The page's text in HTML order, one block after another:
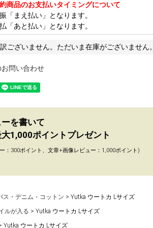
商品のお支払いタイミングについて
「まえ払い」となります。
「あと払い」となります。
ございません。ただいま在庫がございません。
問い合わせ
を書いて
1,000ポイントプレゼント
：300ポイント、文章+画像レビュー：1,000ポイント)
ス・デニム・コットン
Yutka ウートカ Lサイズ
ルが入る
Yutka ウートカ Lサイズ
Yutka ウートカ Lサイズ